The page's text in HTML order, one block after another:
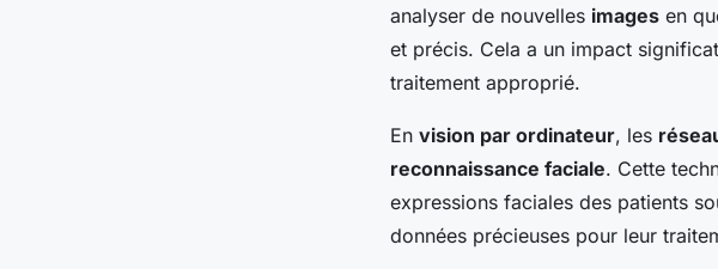
analyser de nouvelles images en
et précis. Cela a un impact
traitement approprié.
En vision par ordinateur, les
reconnaissance faciale. Cette
expressions faciales des patients
données précieuses pour leur